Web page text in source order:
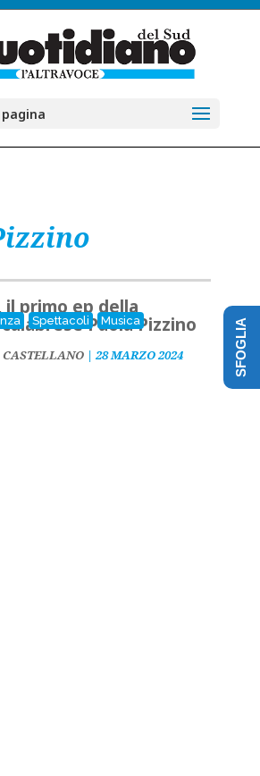
Spettacoli Musica
primo ep della
Paola Pizzino
| 28 MARZO 2024
SFOGLIA